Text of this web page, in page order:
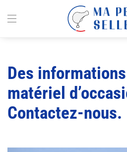
Des
matériel
Contactez-nous.